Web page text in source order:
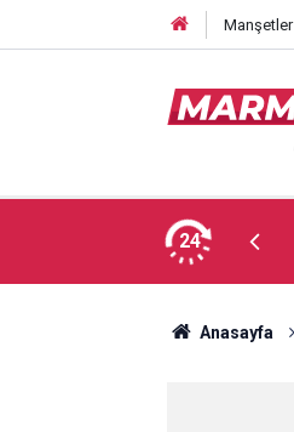
Manşetler
24
Anasayfa